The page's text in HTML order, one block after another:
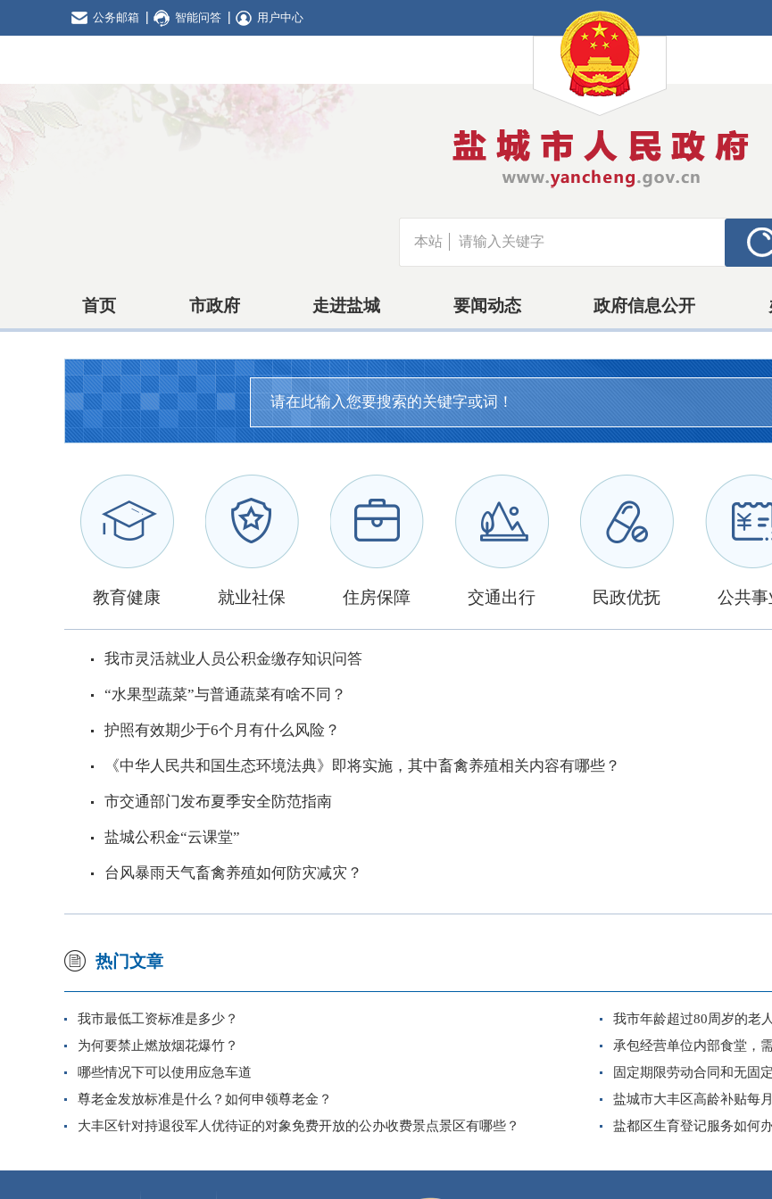
公务邮箱 智能问答 用户中心
本站
首页 市政府 走进盐城 要闻动态 政府信息公开
教育健康 就业社保 住房保障 交通出行 民政优抚 公共事
我市灵活就业人员公积金缴存知识问答
“水果型蔬菜”与普通蔬菜有啥不同？
护照有效期少于6个月有什么风险？
《中华人民共和国生态环境法典》即将实施，其中畜禽养殖相关内容有哪些？
市交通部门发布夏季安全防范指南
盐城公积金“云课堂”
台风暴雨天气畜禽养殖如何防灾减灾？
热门文章